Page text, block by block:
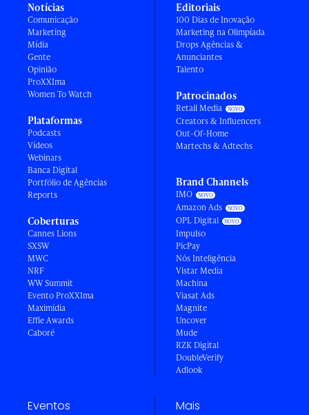
Notícias
Comunicação
Marketing
Mídia
Gente
Opinião
ProXXIma
Women To Watch
Plataformas
Podcasts
Vídeos
Webinars
Banca Digital
Portfólio de Agências
Reports
Coberturas
Cannes Lions
SXSW
MWC
NRF
WW Summit
Evento ProXXIma
Maximídia
Effie Awards
Caboré
Editoriais
100 Dias de Inovação
Marketing na Olimpíada
Drops Agências &
Anunciantes
Talento
Patrocinados
Retail Media
Creators & Influencers
Out-Of-Home
Martechs & Adtechs
Brand Channels
IMO
Amazon Ads
OPL Digital
Impulso
PicPay
Nós Inteligência
Vistar Media
Machina
Viasat Ads
Magnite
Uncover
Mude
RZK Digital
DoubleVerify
Adlook
Eventos Mais